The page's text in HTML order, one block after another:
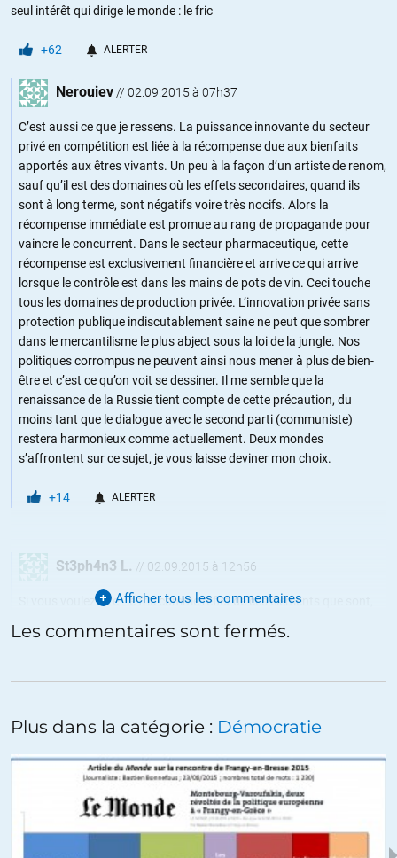
seul intérêt qui dirige le monde : le fric
+62 ALERTER
Nerouiev// 02.09.2015 à 07h37
C’est aussi ce que je ressens. La puissance innovante du secteur
privé en compétition est liée à la récompense due aux bienfaits
apportés aux êtres vivants. Un peu à la façon d’un artiste de renom,
sauf qu’il est des domaines où les effets secondaires, quand ils
sont à long terme, sont négatifs voire très nocifs. Alors la
récompense immédiate est promue au rang de propagande pour
vaincre le concurrent. Dans le secteur pharmaceutique, cette
récompense est exclusivement financière et arrive ce qui arrive
lorsque le contrôle est dans les mains de pots de vin. Ceci touche
tous les domaines de production privée. L’innovation privée sans
protection publique indiscutablement saine ne peut que sombrer
dans le mercantilisme le plus abject sous la loi de la jungle. Nos
politiques corrompus ne peuvent ainsi nous mener à plus de bien-
être et c’est ce qu’on voit se dessiner. Il me semble que la
renaissance de la Russie tient compte de cette précaution, du
moins tant que le dialogue avec le second parti (communiste)
restera harmonieux comme actuellement. Deux mondes
s’affrontent sur ce sujet, je vous laisse deviner mon choix.
+14 ALERTER
St3ph4n3 L. // 02.09.2015 à 12h56
Si vous voulez dire : le fric comme reflet de ces éléments que sont,
d’une part, l’idée de loin venue que la Vérité de toute chose est dans
le prix qu’on peut en obtenir sur un marché et, d’autre part, que
c’est votre constat aussi triste que désolant -et j’abonde dans votre
+2
Anne// 02.09.2015 à 14h01
Afficher tous les commentaires
Les commentaires sont fermés.
Plus dans la catégorie : Démocratie